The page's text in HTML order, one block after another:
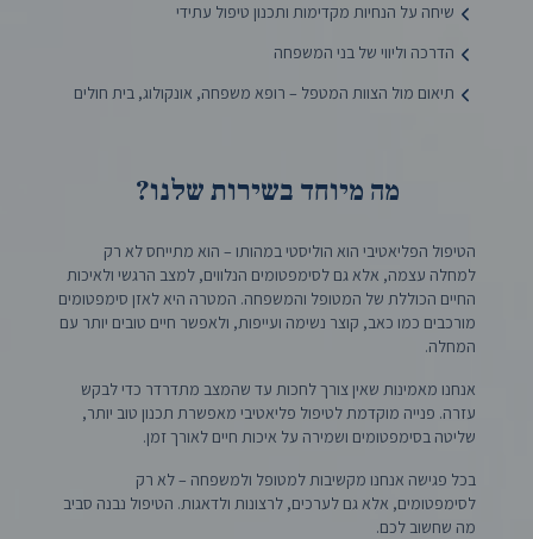
שיחה על הנחיות מקדימות ותכנון טיפול עתידי
הדרכה וליווי של בני המשפחה
תיאום מול הצוות המטפל – רופא משפחה, אונקולוג, בית חולים
מה מיוחד בשירות שלנו?
הטיפול הפליאטיבי הוא הוליסטי במהותו – הוא מתייחס לא רק
למחלה עצמה, אלא גם לסימפטומים הנלווים, למצב הרגשי ולאיכות
החיים הכוללת של המטופל והמשפחה. המטרה היא לאזן סימפטומים
מורכבים כמו כאב, קוצר נשימה ועייפות, ולאפשר חיים טובים יותר עם
המחלה.
אנחנו מאמינות שאין צורך לחכות עד שהמצב מתדרדר כדי לבקש
עזרה. פנייה מוקדמת לטיפול פליאטיבי מאפשרת תכנון טוב יותר,
שליטה בסימפטומים ושמירה על איכות חיים לאורך זמן.
בכל פגישה אנחנו מקשיבות למטופל ולמשפחה – לא רק
לסימפטומים, אלא גם לערכים, לרצונות ולדאגות. הטיפול נבנה סביב
מה שחשוב לכם.